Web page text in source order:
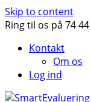
Skip to content
Ring til os på 74
Kontakt
Om os
Log ind